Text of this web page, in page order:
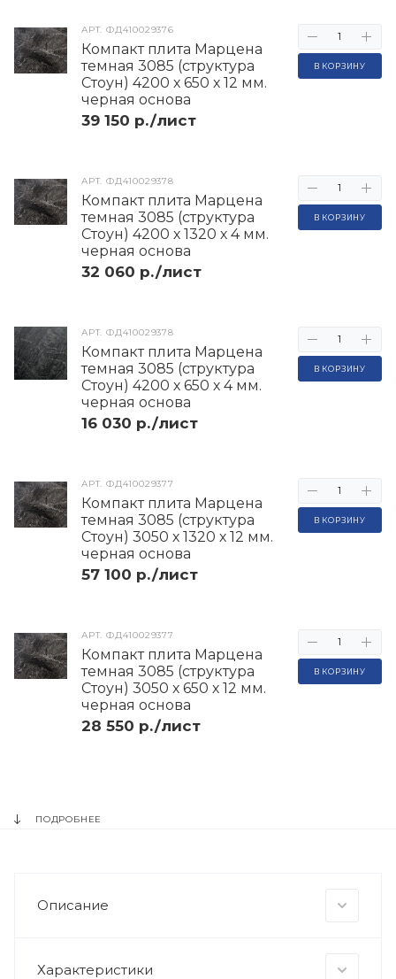
АРТ.ФД410029377
Компакт плита Марцена
темная 3085 (структура
Стоун) 3050 х 650 х 12 мм.
черная основа
28 550 р./лист
В КОРЗИНУ
АРТ.ФД410029377
Компакт плита Марцена
темная 3085 (структура
Стоун) 3050 х 1320 х 12 мм.
черная основа
57 100 р./лист
В КОРЗИНУ
АРТ.ФД410029378
Компакт плита Марцена
темная 3085 (структура
Стоун) 4200 х 650 х 4 мм.
черная основа
16 030 р./лист
В КОРЗИНУ
АРТ.ФД410029378
Компакт плита Марцена
темная 3085 (структура
Стоун) 4200 х 1320 х 4 мм.
черная основа
32 060 р./лист
В КОРЗИНУ
АРТ.ФД410029376
Компакт плита Марцена
темная 3085 (структура
Стоун) 4200 х 650 х 12 мм.
черная основа
39 150 р./лист
В КОРЗИНУ
ПОДРОБНЕЕ
Описание
Характеристики